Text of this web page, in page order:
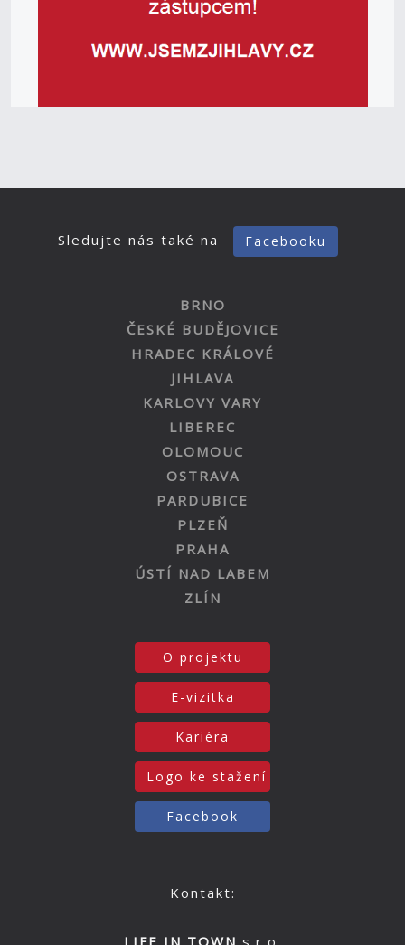
Sledujte nás také na Facebooku
BRNO
ČESKÉ BUDĚJOVICE
HRADEC KRÁLOVÉ
JIHLAVA
KARLOVY VARY
LIBEREC
OLOMOUC
OSTRAVA
PARDUBICE
PLZEŇ
PRAHA
ÚSTÍ NAD LABEM
ZLÍN
O projektu
E-vizitka
Kariéra
Logo ke stažení
Facebook
Kontakt: